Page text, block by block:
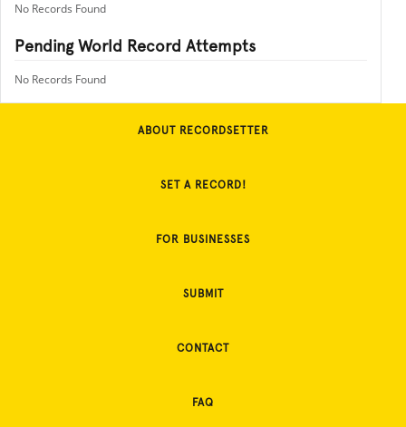
No Records Found
Pending World Record Attempts
No Records Found
ABOUT RECORDSETTER
SET A RECORD!
FOR BUSINESSES
SUBMIT
CONTACT
FAQ